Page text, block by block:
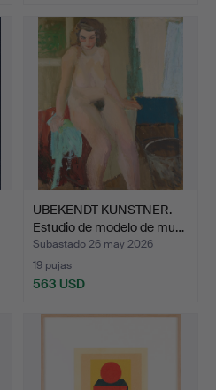
UBEKENDT KUNSTNER.
Estudio de modelo de mu…
Subastado 26 may 2026
19 pujas
563 USD